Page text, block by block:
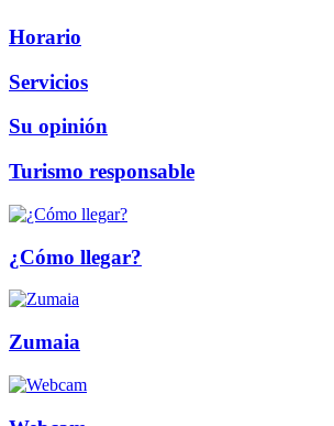
Horario
Servicios
Su opinión
Turismo responsable
¿Cómo llegar?
Zumaia